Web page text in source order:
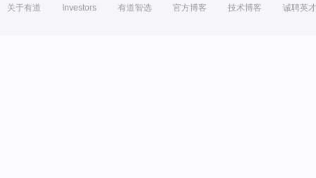
关于有道 Investors 有道智选 官方博客 技术博客 诚聘英才